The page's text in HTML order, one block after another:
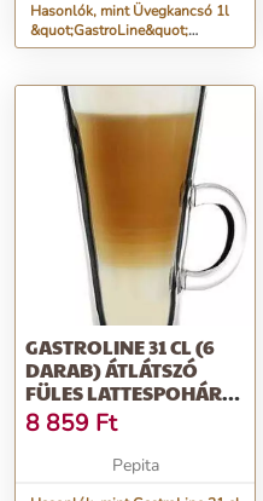
Hasonlók, mint Üvegkancsó 1l
&quot;GastroLine&quot;
(1710VKA003)
GASTROLINE 31 CL (6
DARAB) ÁTLÁTSZÓ
FÜLES LATTESPOHÁR
SZETT
8 859 Ft
Pepita